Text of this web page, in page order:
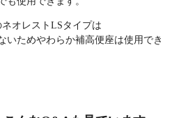
オレストLSタイプは
いためやわらか補高便座は使用でき